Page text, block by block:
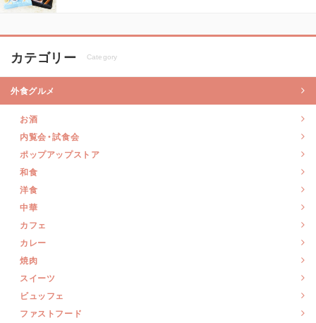
カテゴリー Category
外食グルメ
お酒
内覧会・試食会
ポップアップストア
和食
洋食
中華
カフェ
カレー
焼肉
スイーツ
ビュッフェ
ファストフード